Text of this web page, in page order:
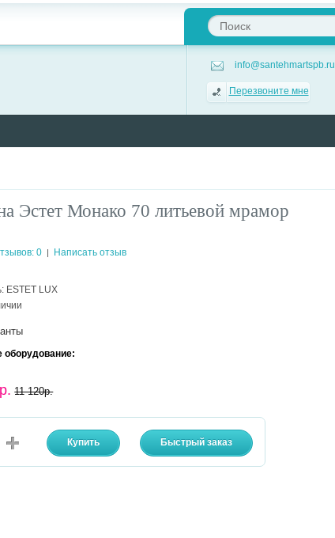
info@santehmartspb.ru
Перезвоните мне
Эстет Монако 70 литьевой мрамор
0 |
Написать отзыв
ESTET LUX
оборудование:
11 120р.